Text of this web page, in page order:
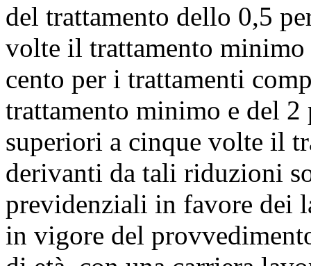
del trattamento dello 0,5
volte il trattamento
cento per i trattamenti
trattamento minimo e del
superiori a cinque volte il
derivanti da tali riduzioni
previdenziali in favore dei
in vigore del